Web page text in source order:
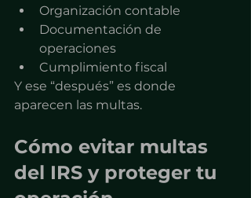
Organización contable
Documentación de
operaciones
Cumplimiento fiscal
Y ese “después” es donde
aparecen las multas.
Cómo evitar multas
del IRS y proteger tu